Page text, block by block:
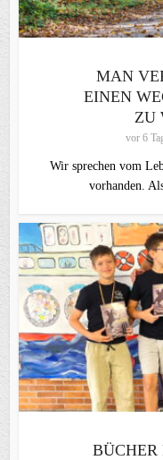
MAN
EINEN
ZU
vor 6
Wir sprechen vom
vorhanden.
BÜCHER